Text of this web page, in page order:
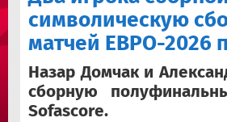
символическую
матчей ЕВРО-2026
Назар Домчак и
сборную
Sofascore.